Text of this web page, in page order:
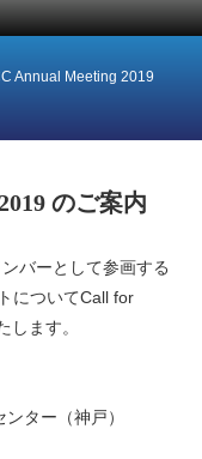
Annual Meeting 2019
のご案内
バーとして参画する
についてCall for
ます。
ター（神戸）